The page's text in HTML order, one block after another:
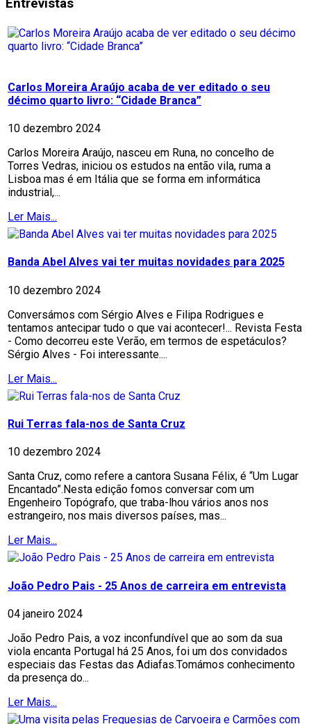
Entrevistas
Carlos Moreira Araújo acaba de ver editado o seu
décimo quarto livro: “Cidade Branca”
10 dezembro 2024
Carlos Moreira Araújo, nasceu em Runa, no concelho de
Torres Vedras, iniciou os estudos na então vila, ruma a
Lisboa mas é em Itália que se forma em informática
industrial,...
Ler Mais...
Banda Abel Alves vai ter muitas novidades para 2025
10 dezembro 2024
Conversámos com Sérgio Alves e Filipa Rodrigues e
tentamos antecipar tudo o que vai acontecer!... Revista Festa
- Como decorreu este Verão, em termos de espetáculos?
Sérgio Alves - Foi interessante....
Ler Mais...
Rui Terras fala-nos de Santa Cruz
10 dezembro 2024
Santa Cruz, como refere a cantora Susana Félix, é “Um Lugar
Encantado”.Nesta edição fomos conversar com um
Engenheiro Topógrafo, que traba-lhou vários anos nos
estrangeiro, nos mais diversos países, mas...
Ler Mais...
João Pedro Pais - 25 Anos de carreira em entrevista
04 janeiro 2024
João Pedro Pais, a voz inconfundível que ao som da sua
viola encanta Portugal há 25 Anos, foi um dos convidados
especiais das Festas das Adiafas.Tomámos conhecimento
da presença do...
Ler Mais...